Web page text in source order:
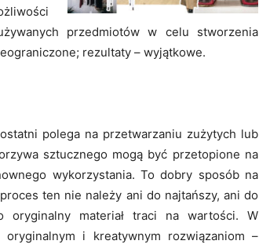
przedmiotów w celu stworzenia
rezultaty – wyjątkowe.
polega na przetwarzaniu zużytych lub
sztucznego mogą być przetopione na
wykorzystania. To dobry sposób na
ten nie należy ani do najtańszy, ani do
oryginalny materiał traci na wartości. W
i kreatywnym rozwiązaniom –